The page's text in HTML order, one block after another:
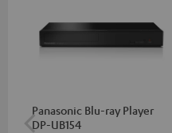
Panasonic Blu-ray Player
DP-UB154